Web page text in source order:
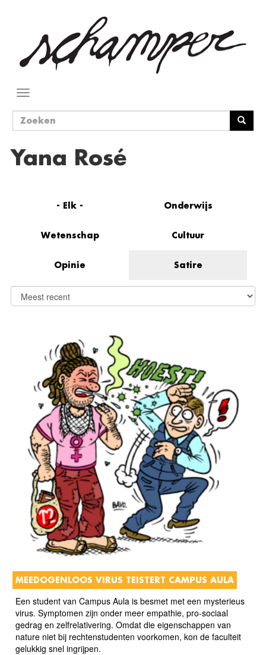
inhoud
Navigatie
Zoekveld
Yana Rosé
- Elk - Onderwijs
Wetenschap Cultuur
Opinie Satire
MEEDOGENLOOS VIRUS TEISTERT CAMPUS AULA
Een student van Campus Aula is besmet met een mysterieus
virus. Symptomen zijn onder meer empathie, pro-sociaal
gedrag en zelfrelativering. Omdat die eigenschappen van
nature niet bij rechtenstudenten voorkomen, kon de faculteit
gelukkig snel ingrijpen.